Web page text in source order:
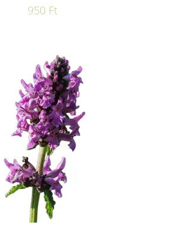
950 Ft